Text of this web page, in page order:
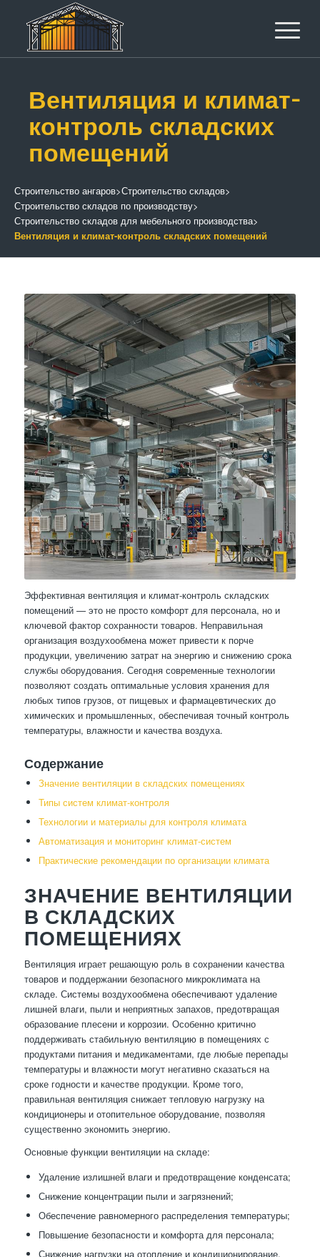
Вентиляция и климат-
контроль складских
помещений
Строительство ангаров>Строительство складов>
Строительство складов по производству>
Строительство складов для мебельного производства>
Вентиляция и климат-контроль складских помещений
Эффективная вентиляция и климат-контроль складских
помещений — это не просто комфорт для персонала, но и
ключевой фактор сохранности товаров. Неправильная
организация воздухообмена может привести к порче
продукции, увеличению затрат на энергию и снижению срока
службы оборудования. Сегодня современные технологии
позволяют создать оптимальные условия хранения для
любых типов грузов, от пищевых и фармацевтических до
химических и промышленных, обеспечивая точный контроль
температуры, влажности и качества воздуха.
Содержание
Значение вентиляции в складских помещениях
Типы систем климат-контроля
Технологии и материалы для контроля климата
Автоматизация и мониторинг климат-систем
Практические рекомендации по организации климата
ЗНАЧЕНИЕ ВЕНТИЛЯЦИИ
В СКЛАДСКИХ
ПОМЕЩЕНИЯХ
Вентиляция играет решающую роль в сохранении качества
товаров и поддержании безопасного микроклимата на
складе. Системы воздухообмена обеспечивают удаление
лишней влаги, пыли и неприятных запахов, предотвращая
образование плесени и коррозии. Особенно критично
поддерживать стабильную вентиляцию в помещениях с
продуктами питания и медикаментами, где любые перепады
температуры и влажности могут негативно сказаться на
сроке годности и качестве продукции. Кроме того,
правильная вентиляция снижает тепловую нагрузку на
кондиционеры и отопительное оборудование, позволяя
существенно экономить энергию.
Основные функции вентиляции на складе:
Удаление излишней влаги и предотвращение конденсата;
Снижение концентрации пыли и загрязнений;
Обеспечение равномерного распределения температуры;
Повышение безопасности и комфорта для персонала;
Снижение нагрузки на отопление и кондиционирование.